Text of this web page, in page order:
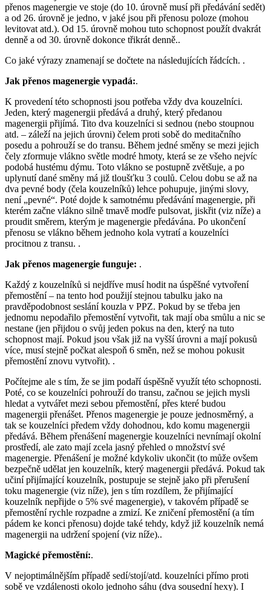
přenos magenergie ve stoje (do 10. úrovně musí při předávání sedět)
a od 26. úrovně je jedno, v jaké jsou při přenosu poloze (mohou
levitovat atd.). Od 15. úrovně mohou tuto schopnost použít dvakrát
denně a od 30. úrovně dokonce třikrát denně..
Co jaké výrazy znamenají se dočtete na následujících řádcích. .
Jak přenos magenergie vypadá:.
K provedení této schopnosti jsou potřeba vždy dva kouzelníci.
Jeden, který magenergii předává a druhý, který předanou
magenergii přijímá. Tito dva kouzelníci si sednou (nebo stoupnou
atd. – záleží na jejich úrovni) čelem proti sobě do meditačního
posedu a pohrouží se do transu. Během jedné směny se mezi jejich
čely zformuje vlákno světle modré hmoty, která se ze všeho nejvíc
podobá hustému dýmu. Toto vlákno se postupně zvětšuje, a po
uplynutí dané směny má již tloušťku 3 coulů. Celou dobu se až na
dva pevné body (čela kouzelníků) lehce pohupuje, jinými slovy,
není „pevné“. Poté dojde k samotnému předávání magenergie, při
kterém začne vlákno silně tmavě modře pulsovat, jiskřit (viz níže) a
proudit směrem, kterým je magenergie předávána. Po ukončení
přenosu se vlákno během jednoho kola vytratí a kouzelníci
procitnou z transu. .
Jak přenos magenergie funguje: .
Každý z kouzelníků si nejdříve musí hodit na úspěšné vytvoření
přemostění – na tento hod použijí stejnou tabulku jako na
pravděpodobnost seslání kouzla v PPZ. Pokud by se třeba jen
jednomu nepodařilo přemostění vytvořit, tak mají oba smůlu a nic se
nestane (jen přijdou o svůj jeden pokus na den, který na tuto
schopnost mají. Pokud jsou však již na vyšší úrovni a mají pokusů
více, musí stejně počkat alespoň 6 směn, než se mohou pokusit
přemostění znovu vytvořit). .
Počítejme ale s tím, že se jim podaří úspěšně využít této schopnosti.
Poté, co se kouzelníci pohrouží do transu, začnou se jejich mysli
hledat a vytvářet mezi sebou přemostění, přes které budou
magenergii přenášet. Přenos magenergie je pouze jednosměrný, a
tak se kouzelníci předem vždy dohodnou, kdo komu magenergii
předává. Během přenášení magenergie kouzelníci nevnímají okolní
prostředí, ale zato mají zcela jasný přehled o množství své
magenergie. Přenášení je možné kdykoliv ukončit (to může ovšem
bezpečně udělat jen kouzelník, který magenergii předává. Pokud tak
učiní přijímající kouzelník, postupuje se stejně jako při přerušení
toku magenergie (viz níže), jen s tím rozdílem, že přijímající
kouzelník nepřijde o 5% své magenergie), v takovém případě se
přemostění rychle rozpadne a zmizí. Ke zničení přemostění (a tím
pádem ke konci přenosu) dojde také tehdy, když již kouzelník nemá
magenergii na udržení spojení (viz níže)..
Magické přemostění:.
V nejoptimálnějším případě sedí/stojí/atd. kouzelníci přímo proti
sobě ve vzdálenosti okolo jednoho sáhu (dva sousední hexy). I